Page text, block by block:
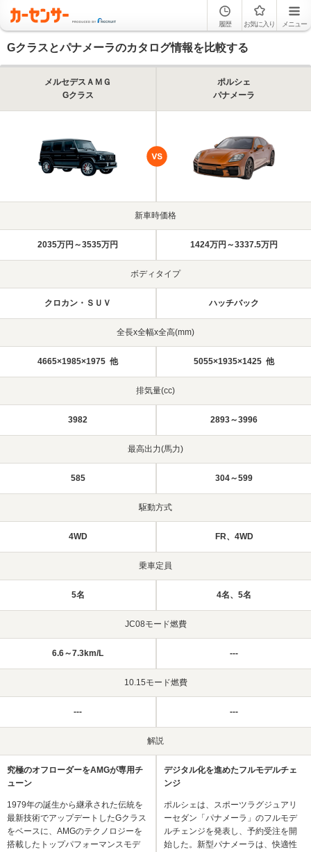
履歴 お気に入り メニュー
Gクラスとパナメーラのカタログ情報を比較する
メルセデスＡＭＧ
Gクラス
ポルシェ
パナメーラ
新車時価格
2035万円～3535万円 1424万円～3337.5万円
ボディタイプ
クロカン・ＳＵＶ ハッチバック
全長x全幅x全高(mm)
4665×1985×1975 他 5055×1935×1425 他
排気量(cc)
3982 2893～3996
最高出力(馬力)
585 304～599
駆動方式
4WD FR、4WD
乗車定員
5名 4名、5名
JC08モード燃費
6.6～7.3km/L ---
10.15モード燃費
--- ---
解説
究極のオフローダーをAMGが専用チ
ューン
1979年の誕生から継承された伝統を
最新技術でアップデートしたGクラス
をベースに、AMGのテクノロジーを
搭載したトップパフォーマンスモデ
デジタル化を進めたフルモデルチェ
ンジ
ポルシェは、スポーツラグジュアリ
ーセダン「パナメーラ」のフルモデ
ルチェンジを発表し、予約受注を開
始した。新型パナメーラは、快適性